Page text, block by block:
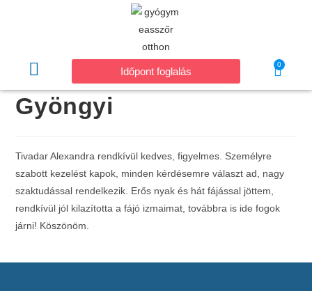
Időpont foglalás
0
Gyöngyi
Tivadar Alexandra rendkívül kedves, figyelmes. Személyre
szabott kezelést kapok, minden kérdésemre választ ad, nagy
szaktudással rendelkezik. Erős nyak és hát fájással jöttem,
rendkívül jól kilazította a fájó izmaimat, továbbra is ide fogok
járni! Köszönöm.